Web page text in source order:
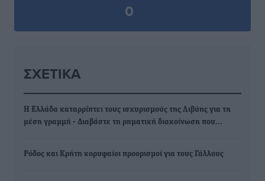
0
ΣΧΕΤΙΚΆ
Η Ελλάδα καταρρίπτει τους ισχυρισμούς της Λιβύης για τη
μέση γραμμή - Διαβάστε τη ρηματική διακοίνωση που…
Ρόδος και Κρήτη κορυφαίοι προορισμοί για τους Γάλλους